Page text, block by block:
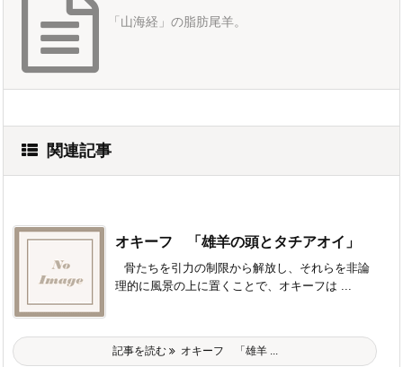
「山海経」の脂肪尾羊。
関連記事
オキーフ 「雄羊の頭とタチアオイ」
骨たちを引力の制限から解放し、それらを非論
理的に風景の上に置くことで、オキーフは ...
記事を読む オキーフ 「雄羊 ...